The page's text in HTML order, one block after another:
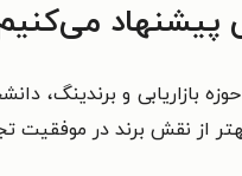
پیشنهاد
حوزه بازاریابی و
نقش برند در موفقیت